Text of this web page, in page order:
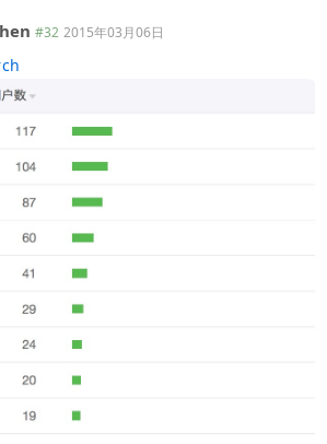
#32 2015年03月06日